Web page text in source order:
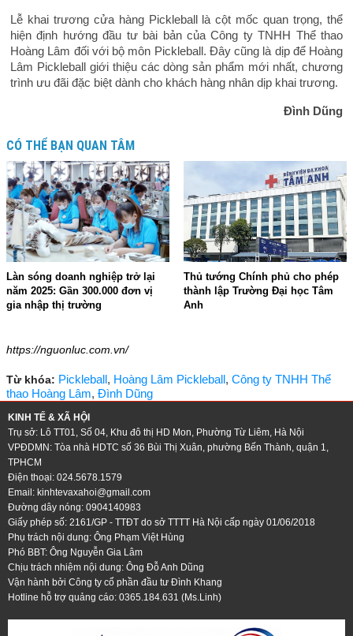
Lễ khai trương cửa hàng Pickleball là cột mốc quan trọng, thể
hiện định hướng đầu tư bài bản của Công ty TNHH Thể thao
Hoàng Lâm đối với bộ môn Pickleball. Đây cũng là dịp để Hoàng
Lâm Pickleball giới thiệu các dòng sản phẩm mới nhất, chương
trình ưu đãi đặc biệt dành cho khách hàng nhân dịp khai trương.
Đình Dũng
CÓ THỂ BẠN QUAN TÂM
Làn sóng doanh nghiệp trở lại
năm 2025: Gần 300.000 đơn vị
gia nhập thị trường
Thủ tướng Chính phủ cho phép
thành lập Trường Đại học Tâm
Anh
https://nguonluc.com.vn/
Từ khóa: Pickleball, Hoàng Lâm Pickleball, Công ty TNHH Thể
thao Hoàng Lâm, Đình Dũng
KINH TẾ & XÃ HỘI
Trụ sở: Lô TT01, Số 04, Khu đô thị HD Mon, Phường Từ Liêm, Hà Nội
VPĐDMN: Tòa nhà HDTC số 36 Bùi Thị Xuân, phường Bến Thành, quận 1,
TPHCM
Điện thoại: 024.5678.1579
Email: kinhtevaxahoi@gmail.com
Đường dây nóng: 0904140983
Giấy phép số: 2161/GP - TTĐT do sở TTTT Hà Nội cấp ngày 01/06/2018
Phụ trách nội dung: Ông Phạm Việt Hùng
Phó BBT: Ông Nguyễn Gia Lâm
Chịu trách nhiệm nội dung: Ông Đỗ Anh Dũng
Vận hành bởi Công ty cổ phần đầu tư Đình Khang
Hotline hỗ trợ quảng cáo: 0365.184.631 (Ms.Linh)